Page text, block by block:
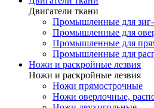
Двигатели ткани
Промышленные для зиг-
Промышленные для
Промышленные для
Промышленные для
Ножи и раскройные лезвия
Ножи и раскройные лезвия
Ножи прямострочные
Ножи оверлочные,